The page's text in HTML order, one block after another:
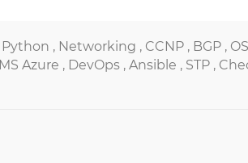
Python , Networking , CCNP , BGP ,
MS Azure , DevOps , Ansible , STP ,